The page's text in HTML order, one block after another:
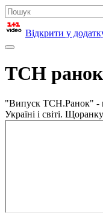
Відкрити у
ТСН ранок
"Випуск ТСН.Ранок" -
Україні і світі.